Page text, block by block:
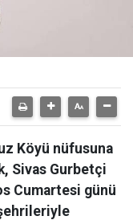
Köyü nüfusuna
Sivas Gurbetçi
Cumartesi günü